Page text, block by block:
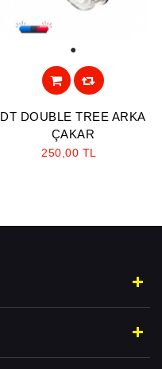
DT DOUBLE TREE ARKA
ÇAKAR
250,00 TL